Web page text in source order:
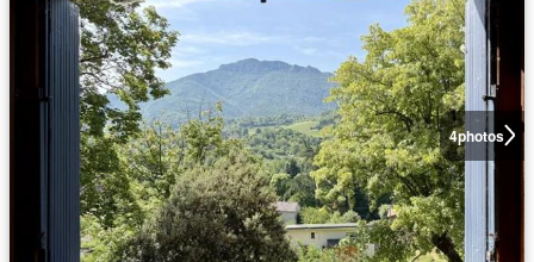
4photos